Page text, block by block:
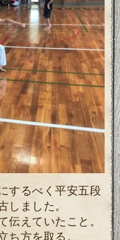
するべく平安五段
しました。
伝えていたこと。
ち方を取る。